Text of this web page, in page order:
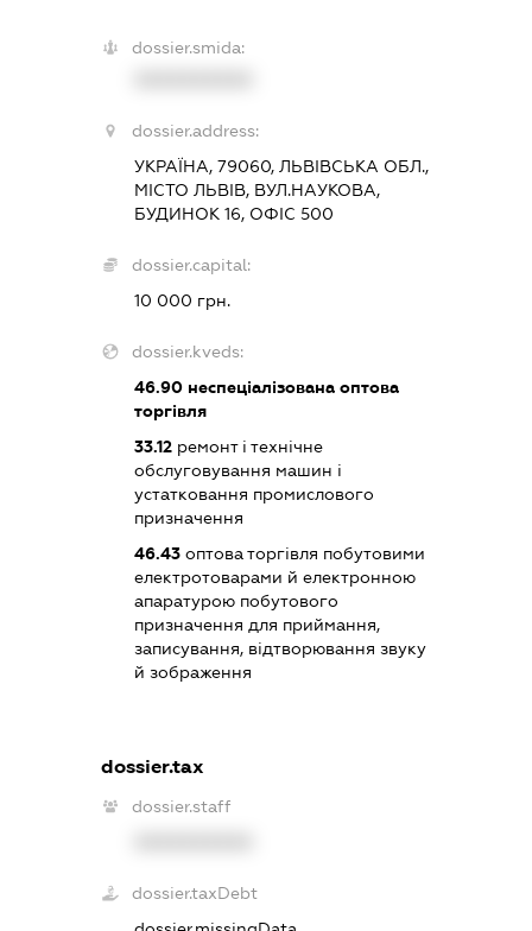
dossier.smida:
dossier.address:
УКРАЇНА, 79060, ЛЬВІВСЬКА ОБЛ.,
МІСТО ЛЬВІВ, ВУЛ.НАУКОВА,
БУДИНОК 16, ОФІС 500
dossier.capital:
10 000 грн.
dossier.kveds:
46.90неспеціалізована оптова
торгівля
33.12ремонт і технічне
обслуговування машин і
устатковання промислового
призначення
46.43оптова торгівля побутовими
електротоварами й електронною
апаратурою побутового
призначення для приймання,
записування, відтворювання звуку
й зображення
dossier.tax
dossier.staff
dossier.taxDebt